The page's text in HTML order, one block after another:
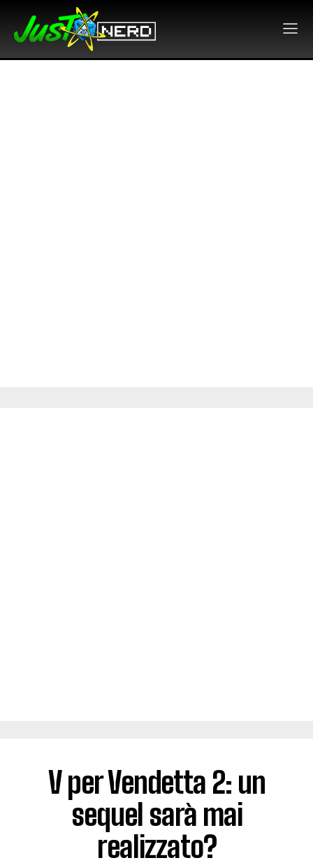
V per Vendetta 2: un
sequel sarà mai
realizzato?